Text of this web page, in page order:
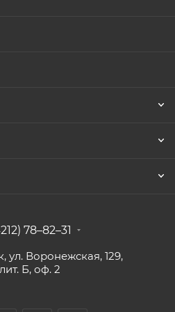
78–82–31
ул. Воронежская, 129,
лит. Б, оф. 2